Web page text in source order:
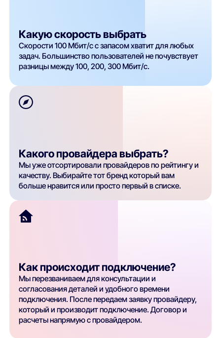
Какую скорость выбрать
Скорости 100 Мбит/с с запасом хватит для любых
задач. Большинство пользователей не почувствует
разницы между 100, 200, 300 Мбит/с.
Какого провайдера выбрать?
Мы уже отсортировали провайдеров по рейтингу и
качеству. Выбирайте тот бренд который вам
больше нравится или просто первый в списке.
Как происходит подключение?
Мы перезваниваем для консультации и
согласования деталей и удобного времени
подключения. После передаем заявку провайдеру,
который и производит подключение. Договор и
расчеты напрямую с провайдером.